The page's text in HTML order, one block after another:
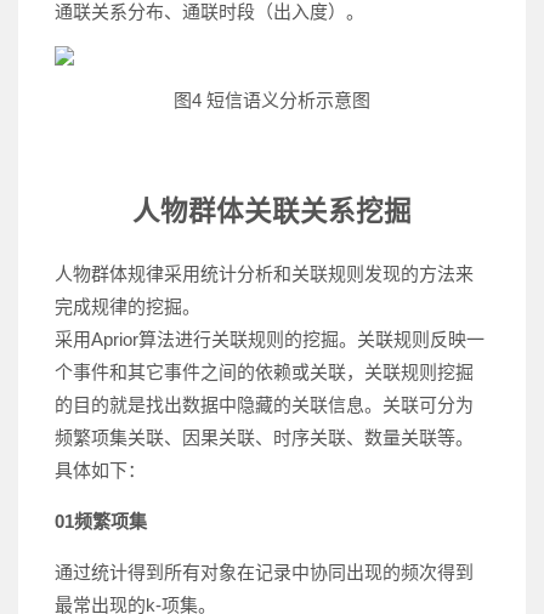
通联关系分布、通联时段（出入度）。
图4 短信语义分析示意图
人物群体关联关系挖掘
人物群体规律采用统计分析和关联规则发现的方法来
完成规律的挖掘。
采用Aprior算法进行关联规则的挖掘。关联规则反映一
个事件和其它事件之间的依赖或关联，关联规则挖掘
的目的就是找出数据中隐藏的关联信息。关联可分为
频繁项集关联、因果关联、时序关联、数量关联等。
具体如下：
01频繁项集
通过统计得到所有对象在记录中协同出现的频次得到
最常出现的k-项集。